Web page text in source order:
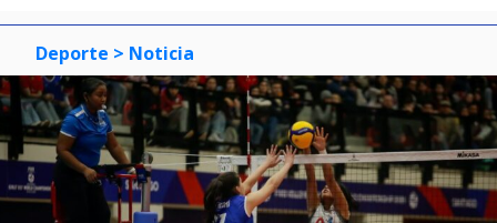
Deporte > Noticia